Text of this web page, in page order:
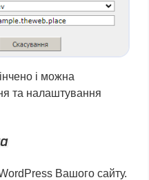
і можна
та налаштування
Вашого сайту.